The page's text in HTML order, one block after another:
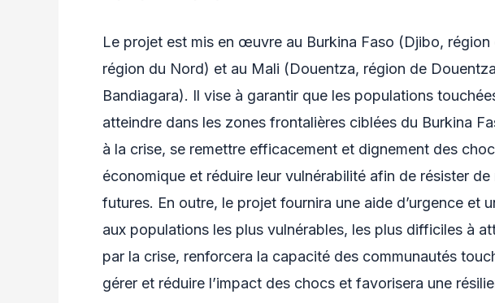
Le projet est mis en œuvre au Burkina Faso (Djibo,
région du Nord) et au Mali (Douentza, région de
Bandiagara). Il vise à garantir que les populations
atteindre dans les zones frontalières ciblées du Burkina
à la crise, se remettre efficacement et dignement des
économique et réduire leur vulnérabilité afin de résister
futures. En outre, le projet fournira une aide d’urgence et
aux populations les plus vulnérables, les plus difficiles à
par la crise, renforcera la capacité des communautés
gérer et réduire l’impact des chocs et favorisera une